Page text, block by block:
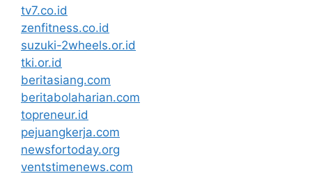
tv7.co.id
zenfitness.co.id
suzuki-2wheels.or.id
tki.or.id
beritasiang.com
beritabolaharian.com
topreneur.id
pejuangkerja.com
newsfortoday.org
ventstimenews.com